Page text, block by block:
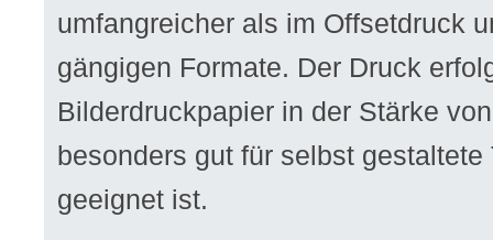
umfangreicher als im Offsetdruck
gängigen Formate. Der Druck
Bilderdruckpapier in der Stärke
besonders gut für selbst gestaltete
geeignet ist.